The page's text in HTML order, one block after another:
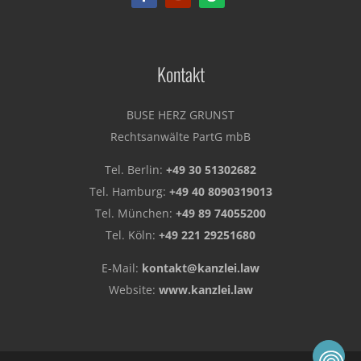
Kontakt
BUSE HERZ GRUNST
Rechtsanwälte PartG mbB
Tel. Berlin: +49 30 51302682
Tel. Hamburg: +49 40 8090319013
Tel. München: +49 89 74055200
Tel. Köln: +49 221 29251680
E-Mail: kontakt@kanzlei.law
Website: www.kanzlei.law